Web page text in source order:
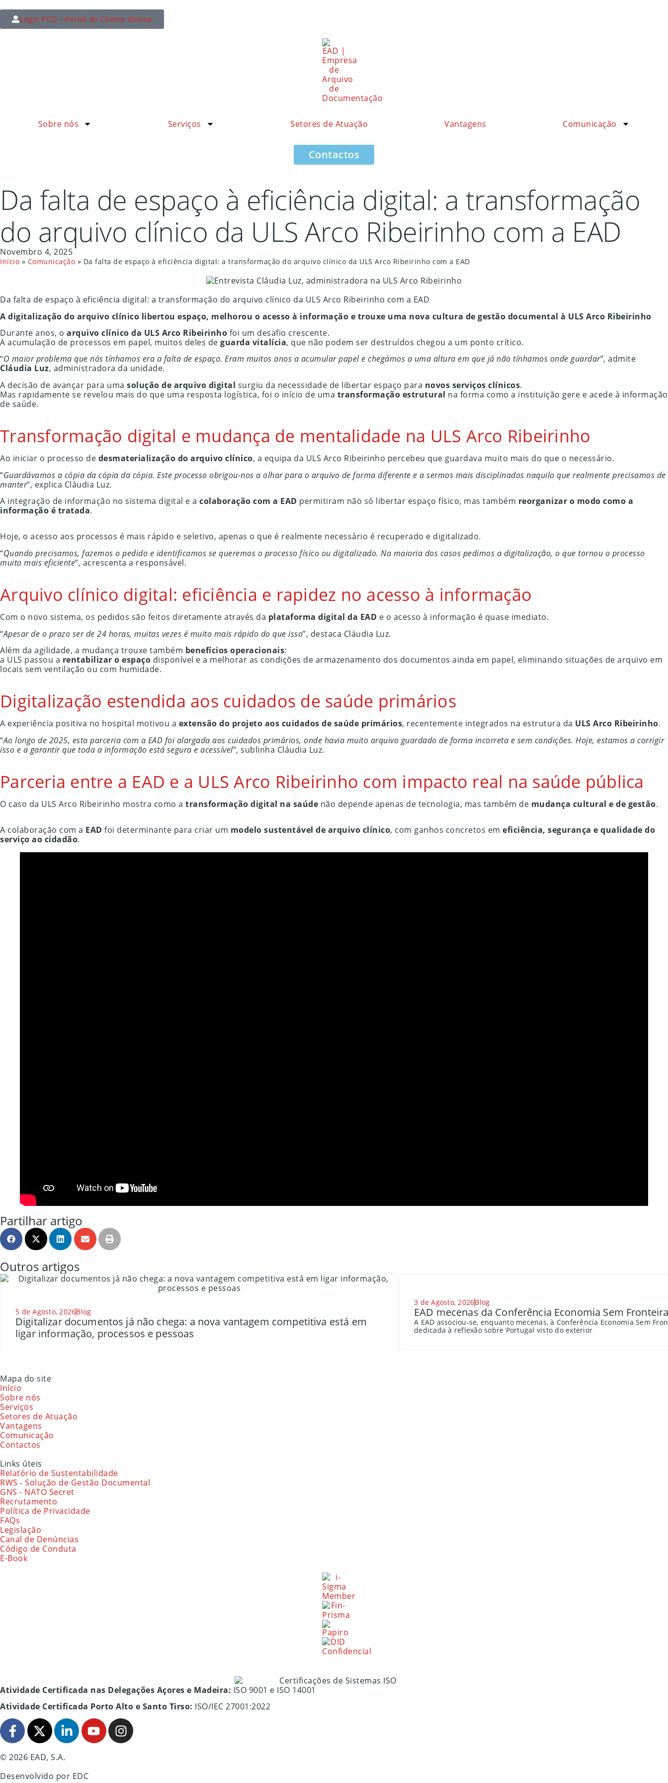
Login PCO - Portal do Cliente Online
Sobre nós Serviços Setores de Atuação Vantagens Comunicação
Contactos
Da falta de espaço à eficiência digital: a transformação
do arquivo clínico da ULS Arco Ribeirinho com a EAD
Novembro 4, 2025
Início » Comunicação » Da falta de espaço à eficiência digital: a transformação do arquivo clínico da ULS Arco Ribeirinho com a EAD
Da falta de espaço à eficiência digital: a transformação do arquivo clínico da ULS Arco Ribeirinho com a EAD
A digitalização do arquivo clínico libertou espaço, melhorou o acesso à informação e trouxe uma nova cultura de gestão documental à ULS Arco Ribeirinho
Durante anos, o arquivo clínico da ULS Arco Ribeirinho foi um desafio crescente.
A acumulação de processos em papel, muitos deles de guarda vitalícia, que não podem ser destruídos chegou a um ponto crítico.
“O maior problema que nós tínhamos era a falta de espaço. Eram muitos anos a acumular papel e chegámos a uma altura em que já não tínhamos onde guardar”, admite
Cláudia Luz, administradora da unidade.
A decisão de avançar para uma solução de arquivo digital surgiu da necessidade de libertar espaço para novos serviços clínicos.
Mas rapidamente se revelou mais do que uma resposta logística, foi o início de uma transformação estrutural na forma como a instituição gere e acede à informação
de saúde.
Transformação digital e mudança de mentalidade na ULS Arco Ribeirinho
Ao iniciar o processo de desmaterialização do arquivo clínico, a equipa da ULS Arco Ribeirinho percebeu que guardava muito mais do que o necessário.
“Guardávamos a cópia da cópia da cópia. Este processo obrigou-nos a olhar para o arquivo de forma diferente e a sermos mais disciplinados naquilo que realmente precisamos de
manter”, explica Cláudia Luz.
A integração de informação no sistema digital e a colaboração com a EAD permitiram não só libertar espaço físico, mas também reorganizar o modo como a
informação é tratada.
Hoje, o acesso aos processos é mais rápido e seletivo, apenas o que é realmente necessário é recuperado e digitalizado.
“Quando precisamos, fazemos o pedido e identificamos se queremos o processo físico ou digitalizado. Na maioria dos casos pedimos a digitalização, o que tornou o processo
muito mais eficiente”, acrescenta a responsável.
Arquivo clínico digital: eficiência e rapidez no acesso à informação
Com o novo sistema, os pedidos são feitos diretamente através da plataforma digital da EAD e o acesso à informação é quase imediato.
“Apesar de o prazo ser de 24 horas, muitas vezes é muito mais rápido do que isso”, destaca Cláudia Luz.
Além da agilidade, a mudança trouxe também benefícios operacionais:
a ULS passou a rentabilizar o espaço disponível e a melhorar as condições de armazenamento dos documentos ainda em papel, eliminando situações de arquivo em
locais sem ventilação ou com humidade.
Digitalização estendida aos cuidados de saúde primários
A experiência positiva no hospital motivou a extensão do projeto aos cuidados de saúde primários, recentemente integrados na estrutura da ULS Arco Ribeirinho.
“Ao longo de 2025, esta parceria com a EAD foi alargada aos cuidados primários, onde havia muito arquivo guardado de forma incorreta e sem condições. Hoje, estamos a corrigir
isso e a garantir que toda a informação está segura e acessível”, sublinha Cláudia Luz.
Parceria entre a EAD e a ULS Arco Ribeirinho com impacto real na saúde pública
O caso da ULS Arco Ribeirinho mostra como a transformação digital na saúde não depende apenas de tecnologia, mas também de mudança cultural e de gestão.
A colaboração com a EAD foi determinante para criar um modelo sustentável de arquivo clínico, com ganhos concretos em eficiência, segurança e qualidade do
serviço ao cidadão.
Partilhar artigo
Outros artigos
5 de Agosto, 2026Blog
Digitalizar documentos já não chega: a nova vantagem competitiva está em
ligar informação, processos e pessoas
3 de Agosto, 2026Blog
EAD mecenas da Conferência Economia Sem
A EAD associou-se, enquanto mecenas, à Conferência Economia Sem
dedicada à reflexão sobre Portugal visto do exterior
Mapa do site
Início
Sobre nós
Serviços
Setores de Atuação
Vantagens
Comunicação
Contactos
Links úteis
Relatório de Sustentabilidade
RWS - Solução de Gestão Documental
GNS - NATO Secret
Recrutamento
Política de Privacidade
FAQs
Legislação
Canal de Denúncias
Código de Conduta
E-Book
Atividade Certificada nas Delegações Açores e Madeira: ISO 9001 e ISO 14001
Atividade Certificada Porto Alto e Santo Tirso: ISO/IEC 27001:2022
© 2026 EAD, S.A.
Desenvolvido por EDC